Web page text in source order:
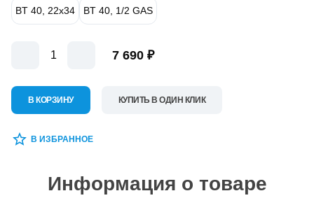
BT 40, 22х34 BT 40, 1/2 GAS
7 690 ₽
В КОРЗИНУ КУПИТЬ В ОДИН КЛИК
В ИЗБРАННОЕ
Информация о товаре